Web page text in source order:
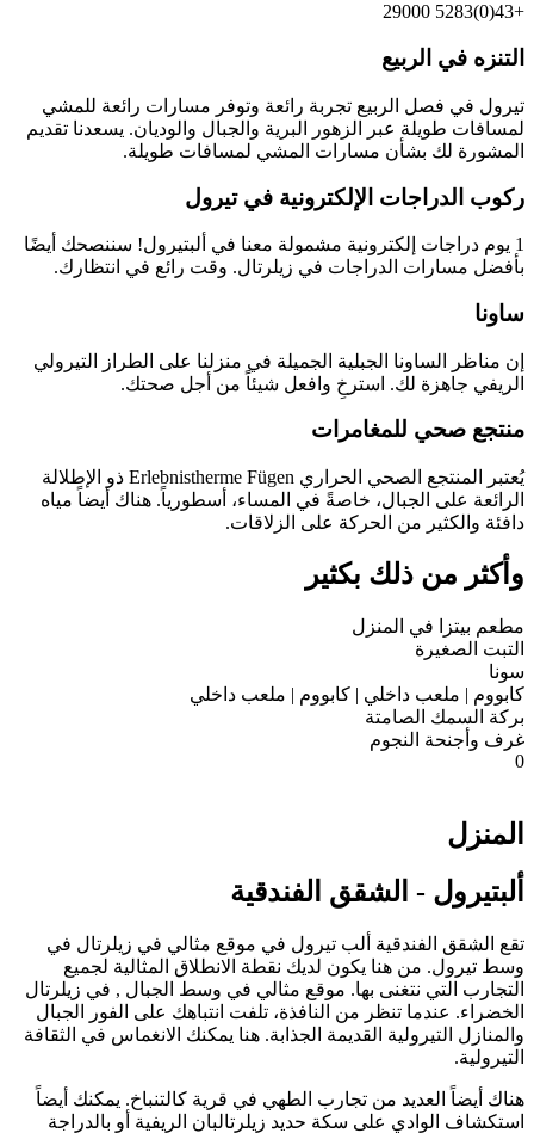
+43(0)5283 29000
التنزه في الربيع
تيرول في فصل الربيع تجربة رائعة وتوفر مسارات رائعة للمشي
لمسافات طويلة عبر الزهور البرية والجبال والوديان. يسعدنا تقديم
المشورة لك بشأن مسارات المشي لمسافات طويلة.
ركوب الدراجات الإلكترونية في تيرول
1 يوم دراجات إلكترونية مشمولة معنا في ألبتيرول! سننصحك أيضًا
بأفضل مسارات الدراجات في زيلرتال. وقت رائع في انتظارك.
ساونا
إن مناظر الساونا الجبلية الجميلة في منزلنا على الطراز التيرولي
الريفي جاهزة لك. استرخِ وافعل شيئاً من أجل صحتك.
منتجع صحي للمغامرات
يُعتبر المنتجع الصحي الحراري Erlebnistherme Fügen ذو الإطلالة
الرائعة على الجبال، خاصةً في المساء، أسطورياً. هناك أيضاً مياه
دافئة والكثير من الحركة على الزلاقات.
وأكثر من ذلك بكثير
مطعم بيتزا في المنزل
التبت الصغيرة
سونا
كابووم | ملعب داخلي | كابووم | ملعب داخلي
بركة السمك الصامتة
غرف وأجنحة النجوم
0
المنزل
ألبتيرول - الشقق الفندقية
تقع الشقق الفندقية ألب تيرول في موقع مثالي في زيلرتال في
وسط تيرول. من هنا يكون لديك نقطة الانطلاق المثالية لجميع
التجارب التي نتغنى بها. موقع مثالي في وسط الجبال , في زيلرتال
الخضراء. عندما تنظر من النافذة، تلفت انتباهك على الفور الجبال
والمنازل التيرولية القديمة الجذابة. هنا يمكنك الانغماس في الثقافة
التيرولية.
هناك أيضاً العديد من تجارب الطهي في قرية كالتنباخ. يمكنك أيضاً
استكشاف الوادي على سكة حديد زيلرتالبان الريفية أو بالدراجة